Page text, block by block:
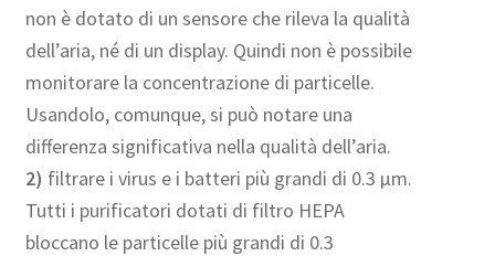
non è dotato di un sensore che rileva la qualità
dell’aria, né di un display. Quindi non è possibile
monitorare la concentrazione di particelle.
Usandolo, comunque, si può notare una
differenza significativa nella qualità dell’aria.
2) filtrare i virus e i batteri più grandi di 0.3 µm.
Tutti i purificatori dotati di filtro HEPA
bloccano le particelle più grandi di 0.3